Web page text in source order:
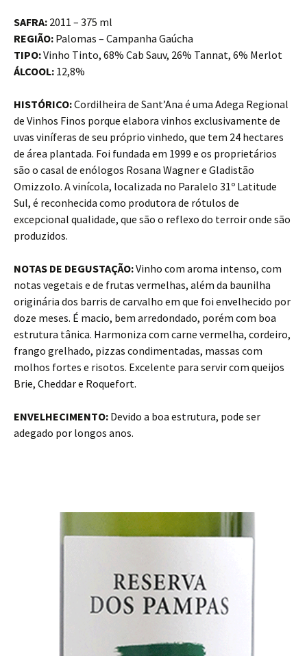
SAFRA: 2011 – 375 ml
REGIÃO: Palomas – Campanha Gaúcha
TIPO:Vinho Tinto, 68% Cab Sauv, 26% Tannat, 6% Merlot
ÁLCOOL: 12,8%
HISTÓRICO:Cordilheira de Sant’Ana é uma Adega Regional
de Vinhos Finos porque elabora vinhos exclusivamente de
uvas viníferas de seu próprio vinhedo, que tem 24 hectares
de área plantada. Foi fundada em 1999 e os proprietários
são o casal de enólogos Rosana Wagner e Gladistão
Omizzolo. A vinícola, localizada no Paralelo 31º Latitude
Sul, é reconhecida como produtora de rótulos de
excepcional qualidade, que são o reflexo do terroir onde são
produzidos.
NOTAS DE DEGUSTAÇÃO:Vinho com aroma intenso, com
notas vegetais e de frutas vermelhas, além da baunilha
originária dos barris de carvalho em que foi envelhecido por
doze meses. É macio, bem arredondado, porém com boa
estrutura tânica. Harmoniza com carne vermelha, cordeiro,
frango grelhado, pizzas condimentadas, massas com
molhos fortes e risotos. Excelente para servir com queijos
Brie, Cheddar e Roquefort.
ENVELHECIMENTO: Devido a boa estrutura, pode ser
adegado por longos anos.